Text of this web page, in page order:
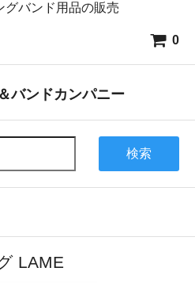
グバンド用品の販売
0
バンドカンパニー
検索
LAME